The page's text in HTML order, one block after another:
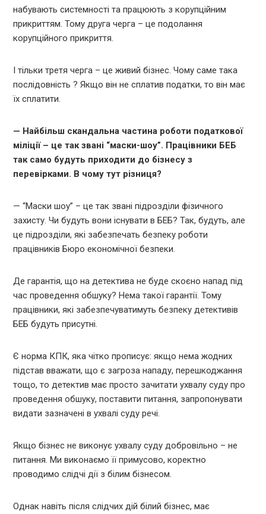
набувають системності та працюють з корупційним
прикриттям. Тому друга черга – це подолання
корупційного прикриття.
І тільки третя черга – це живий бізнес. Чому саме така
послідовність ? Якщо він не сплатив податки, то він має
їх сплатити.
— Найбільш скандальна частина роботи податкової
міліції – це так звані “маски-шоу”. Працівники БЕБ
так само будуть приходити до бізнесу з
перевірками. В чому тут різниця?
— “Маски шоу” – це так звані підрозділи фізичного
захисту. Чи будуть вони існувати в БЕБ? Так, будуть, але
це підрозділи, які забезпечать безпеку роботи
працівників Бюро економічної безпеки.
Де гарантія, що на детектива не буде скоєно напад під
час проведення обшуку? Нема такої гарантії. Тому
працівники, які забезпечуватимуть безпеку детективів
БЕБ будуть присутні.
Є норма КПК, яка чітко прописує: якщо нема жодних
підстав вважати, що є загроза нападу, перешкоджання
тощо, то детектив має просто зачитати ухвалу суду про
проведення обшуку, поставити питання, запропонувати
видати зазначені в ухвалі суду речі.
Якщо бізнес не виконує ухвалу суду добровільно – не
питання. Ми виконаємо її примусово, коректно
проводимо слідчі дії з білим бізнесом.
Однак навіть після слідчих дій білий бізнес, має